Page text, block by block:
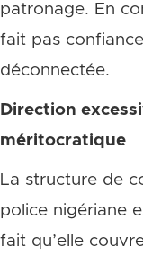
patronage. En
fait pas
déconnectée.
Direction
méritocratique
La structure de
police nigériane
fait qu’elle